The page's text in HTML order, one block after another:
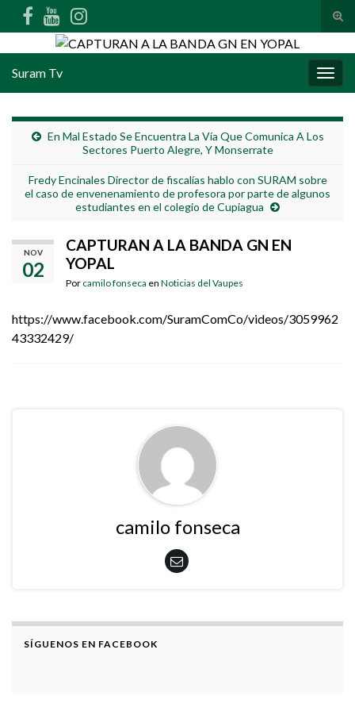
Search for:
Suram Tv
En Mal Estado Se Encuentra La Vía Que Comunica A Los
Sectores Puerto Alegre, Y Monserrate
Fredy Encinales Director de fiscalías hablo con SURAM sobre
el caso de envenenamiento de profesora por parte de algunos
estudiantes en el colegio de Cupiagua
NOV
02
CAPTURAN A LA BANDA GN EN
YOPAL
Por camilo fonseca en Noticias del Vaupes
https://www.facebook.com/SuramComCo/videos/3059962
43332429/
camilo fonseca
SÍGUENOS EN FACEBOOK